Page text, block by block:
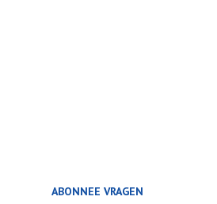
ABONNEE VRAGEN